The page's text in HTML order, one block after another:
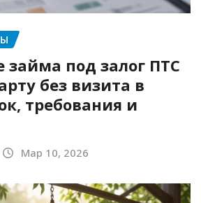
под залог ПТС
без визита в
требования и
Мар 10, 2026